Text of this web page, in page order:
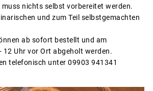
muss nichts selbst vorbereitet werden.
und zum Teil selbstgemachten
ab sofort bestellt und am
12 Uhr vor Ort abgeholt werden.
telefonisch unter 09903 941341